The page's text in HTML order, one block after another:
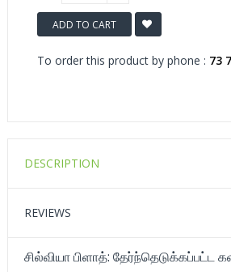
ADD TO CART
To order this product by phone : 73
DESCRIPTION
REVIEWS
சில்வியா பிளாத்: தேர்ந்தெடுக்கப்பட்ட